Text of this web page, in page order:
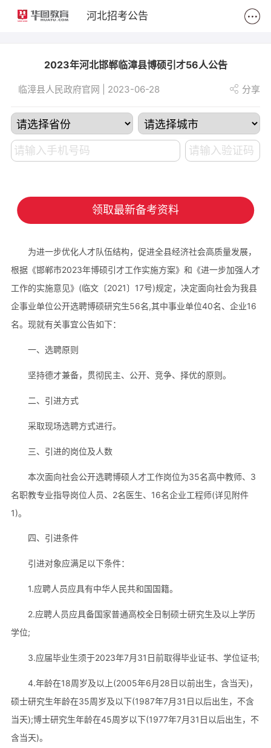
河北招考公告
2023年河北邯郸临漳县博硕引才56人公告
临漳县人民政府官网 | 2023-06-28 分享
领取最新备考资料
为进一步优化人才队伍结构，促进全县经济社会高质量发展，
根据《邯郸市2023年博硕引才工作实施方案》和《进一步加强人才
工作的实施意见》(临文〔2021〕17号)规定，决定面向社会为我县
企事业单位公开选聘博硕研究生56名,其中事业单位40名、企业16
名。现就有关事宜公告如下：
一、选聘原则
坚持德才兼备，贯彻民主、公开、竞争、择优的原则。
二、引进方式
采取现场选聘方式进行。
三、引进的岗位及人数
本次面向社会公开选聘博硕人才工作岗位为35名高中教师、3
名职教专业指导岗位人员、2名医生、16名企业工程师(详见附件
1)。
四、引进条件
引进对象应满足以下条件：
1.应聘人员应具有中华人民共和国国籍。
2.应聘人员应具备国家普通高校全日制硕士研究生及以上学历
学位;
3.应届毕业生须于2023年7月31日前取得毕业证书、学位证书;
4.年龄在18周岁及以上(2005年6月28日以前出生，含当天)，
硕士研究生年龄在35周岁及以下(1987年7月31日以后出生，不含
当天);博士研究生年龄在45周岁以下(1977年7月31日以后出生，不
含当天)。